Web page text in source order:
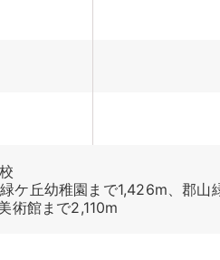
ケ丘幼稚園まで1,426m、郡山
術館まで2,110m